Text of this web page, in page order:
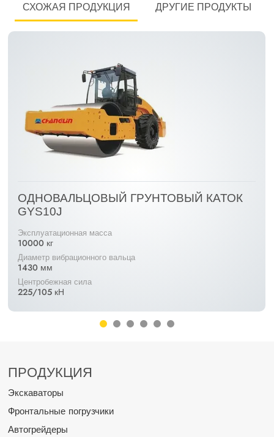
СХОЖАЯ ПРОДУКЦИЯ ДРУГИЕ ПРОДУКТЫ
ОДНОВАЛЬЦОВЫЙ ГРУНТОВЫЙ КАТОК
GYS10J
Эксплуатационная масса
10000 кг
Диаметр вибрационного вальца
1430 мм
Центробежная сила
225/105 кН
ПРОДУКЦИЯ
Экскаваторы
Фронтальные погрузчики
Автогрейдеры